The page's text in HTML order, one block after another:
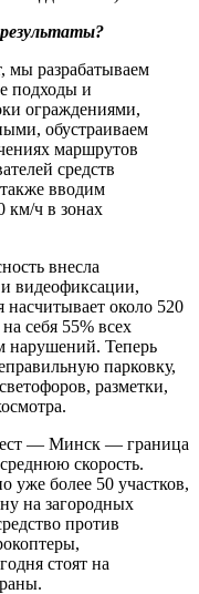
разрабатываем
подходы и
ограждениями,
обустраиваем
маршрутов
средств
вводим
км/ч в зонах
внесла
видеофиксации,
насчитывает около 520
себя 55% всех
нарушений. Теперь
парковку,
разметки,
— Минск — граница
скорость.
уже более 50 участков,
на загородных
против
стоят на